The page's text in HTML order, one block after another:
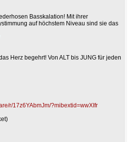
Basskalation! Mit ihrer
auf höchstem Niveau sind sie das
Herz begehrt! Von ALT bis JUNG für jeden
r/17z6YAbmJm/?mibextid=wwXIfr